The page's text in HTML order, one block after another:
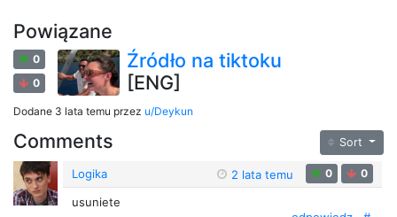
Powiązane
0
0
Źródło na tiktoku
[ENG]
Dodane 3 lata temu przez u/Deykun
Comments Sort
Logika 2 lata temu 0 0
usuniete